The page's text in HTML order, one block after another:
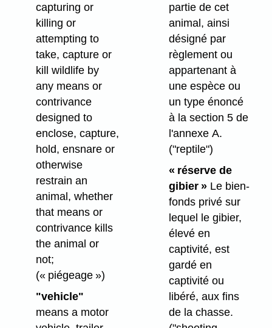
capturing or
killing or
attempting to
take, capture or
kill wildlife by
any means or
contrivance
designed to
enclose, capture,
hold, ensnare or
otherwise
restrain an
animal, whether
that means or
contrivance kills
the animal or
not;
(« piégeage »)
"vehicle"
means a motor
partie de cet
animal, ainsi
désigné par
règlement ou
appartenant à
une espèce ou
un type énoncé
à la section 5 de
l'annexe A.
("reptile")
« réserve de
gibier »Le bien-
fonds privé sur
lequel le gibier,
élevé en
captivité, est
gardé en
captivité ou
libéré, aux fins
de la chasse.